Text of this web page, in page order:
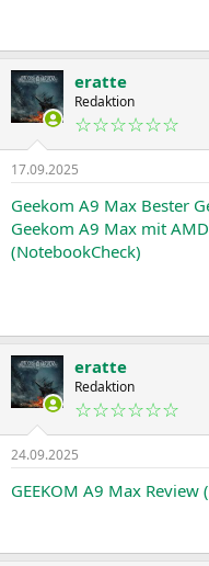
eratte
Redaktion
☆☆☆☆☆☆
17.09.2025
Geekom A9 Max Bester
Geekom A9 Max mit
(NotebookCheck)
eratte
Redaktion
☆☆☆☆☆☆
24.09.2025
GEEKOM A9 Max Review